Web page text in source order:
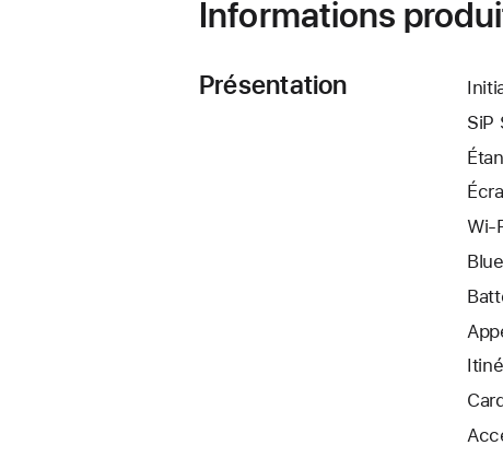
Informations
Présentation
SiP
Wi-